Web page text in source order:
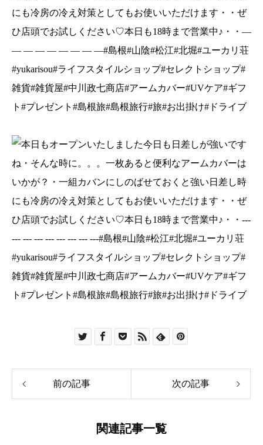
にも冷房の冷え対策としてもお使いいただけます・・ぜ
ひ店頭でお試しください♡本日も18時まで営業中♪・・—
— — — — — — — —#島根#山陰#松江#北堀#ユーカリ荘
#yukarisou#ライフスタイルショップ#セレクトショップ#
雑貨#雑貨屋#中川政七商店#アームカバー#UVケア#ギフ
ト#プレゼント#島根旅#島根旅行#旅#お出掛け#ドライブ
前の記事 次の記事
関連記事一覧